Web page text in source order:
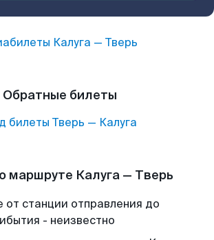
Калуга — Тверь
Обратные билеты
билеты Тверь — Калуга
маршруте Калуга — Тверь
от станции отправления до
- неизвестно